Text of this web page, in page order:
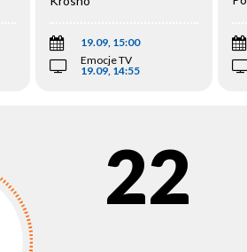
19.09, 15:00
Emocje TV
19.09, 14:55
22